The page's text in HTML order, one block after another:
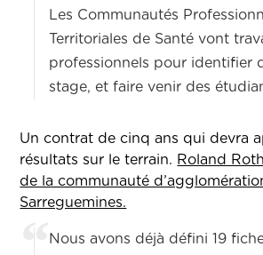
Les Communautés
Territoriales de Santé vont
professionnels pour identifier
stage, et faire venir des
Un contrat de cinq ans qui devra
résultats sur le terrain. Roland
de la communauté
Sarreguemines.
Nous avons déjà défini 19